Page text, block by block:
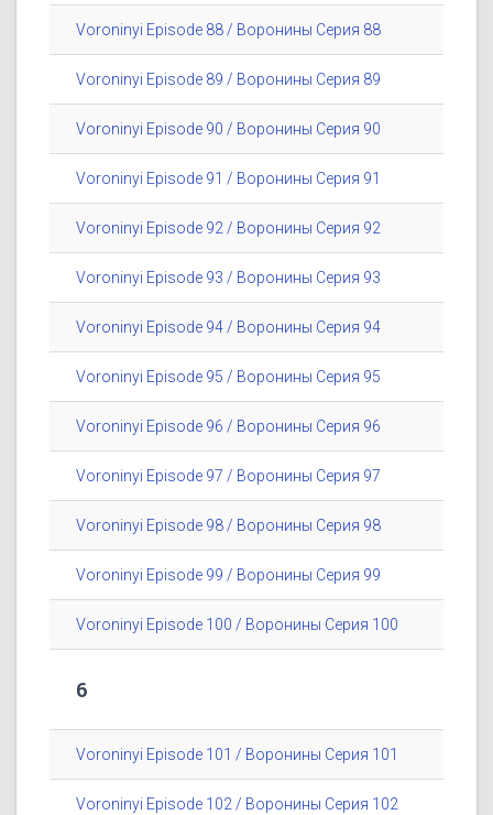
Voroninyi Episode 88 / Воронины Серия 88
Voroninyi Episode 89 / Воронины Серия 89
Voroninyi Episode 90 / Воронины Серия 90
Voroninyi Episode 91 / Воронины Серия 91
Voroninyi Episode 92 / Воронины Серия 92
Voroninyi Episode 93 / Воронины Серия 93
Voroninyi Episode 94 / Воронины Серия 94
Voroninyi Episode 95 / Воронины Серия 95
Voroninyi Episode 96 / Воронины Серия 96
Voroninyi Episode 97 / Воронины Серия 97
Voroninyi Episode 98 / Воронины Серия 98
Voroninyi Episode 99 / Воронины Серия 99
Voroninyi Episode 100 / Воронины Серия 100
6
Voroninyi Episode 101 / Воронины Серия 101
Voroninyi Episode 102 / Воронины Серия 102